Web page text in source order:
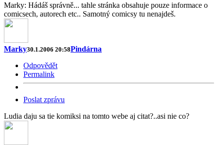
Marky: Hádáš správně... tahle stránka obsahuje pouze informace o
comicsech, autorech etc.. Samotný comicsy tu nenajdeš.
Marky30.1.2006 20:58Pindárna
Odpovědět
Permalink
Poslat zprávu
Ludia daju sa tie komiksi na tomto webe aj citat?..asi nie co?